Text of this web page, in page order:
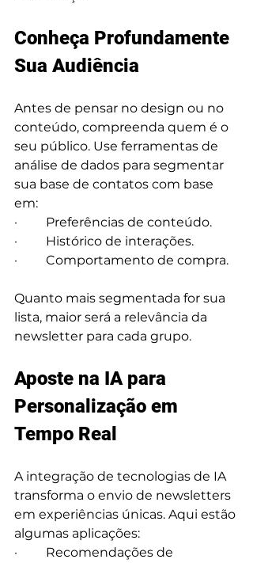
Conheça Profundamente
Sua Audiência
Antes de pensar no design ou no
conteúdo, compreenda quem é o
seu público. Use ferramentas de
análise de dados para segmentar
sua base de contatos com base
em:
·         Preferências de conteúdo.
·         Histórico de interações.
·         Comportamento de compra.
Quanto mais segmentada for sua
lista, maior será a relevância da
newsletter para cada grupo.
Aposte na IA para
Personalização em
Tempo Real
A integração de tecnologias de IA
transforma o envio de newsletters
em experiências únicas. Aqui estão
algumas aplicações:
·         Recomendações de